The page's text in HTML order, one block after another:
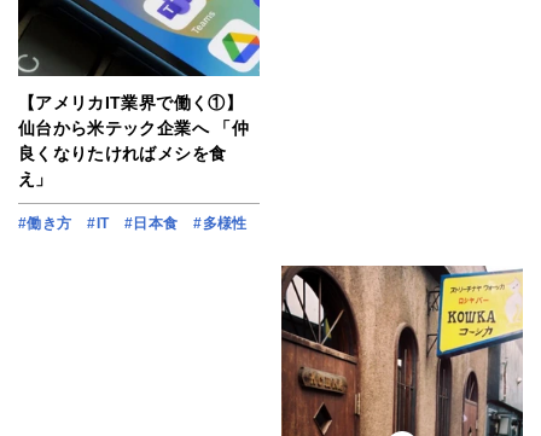
【アメリカIT業界で働く①】
仙台から米テック企業へ 「仲
良くなりたければメシを食
え」
#働き方 #IT #日本食 #多様性